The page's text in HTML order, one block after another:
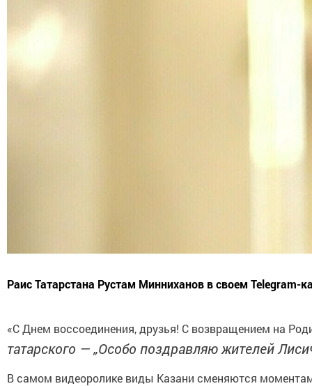
Раис Татарстана Рустам Минниханов в своем Telegram-
«С Днем воссоединения, друзья! С возвращением на
татарского — „Особо поздравляю жителей
В самом видеоролике виды Казани сменяются